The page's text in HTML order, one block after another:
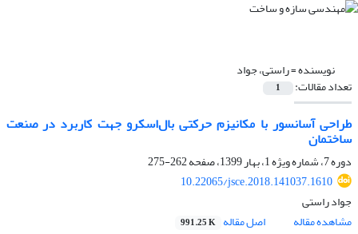
نویسنده =راستی، جواد
تعداد مقالات: 1
طراحی آسانسور با مکانیزم حرکتی بال‌اسکرو جهت کاربرد در صنعت
ساختمان
دوره 7، شماره ویژه 1، بهار 1399، صفحه
262-275
10.22065/jsce.2018.141037.1610
جواد راستی
مشاهده مقاله
اصل مقاله 991.25 K